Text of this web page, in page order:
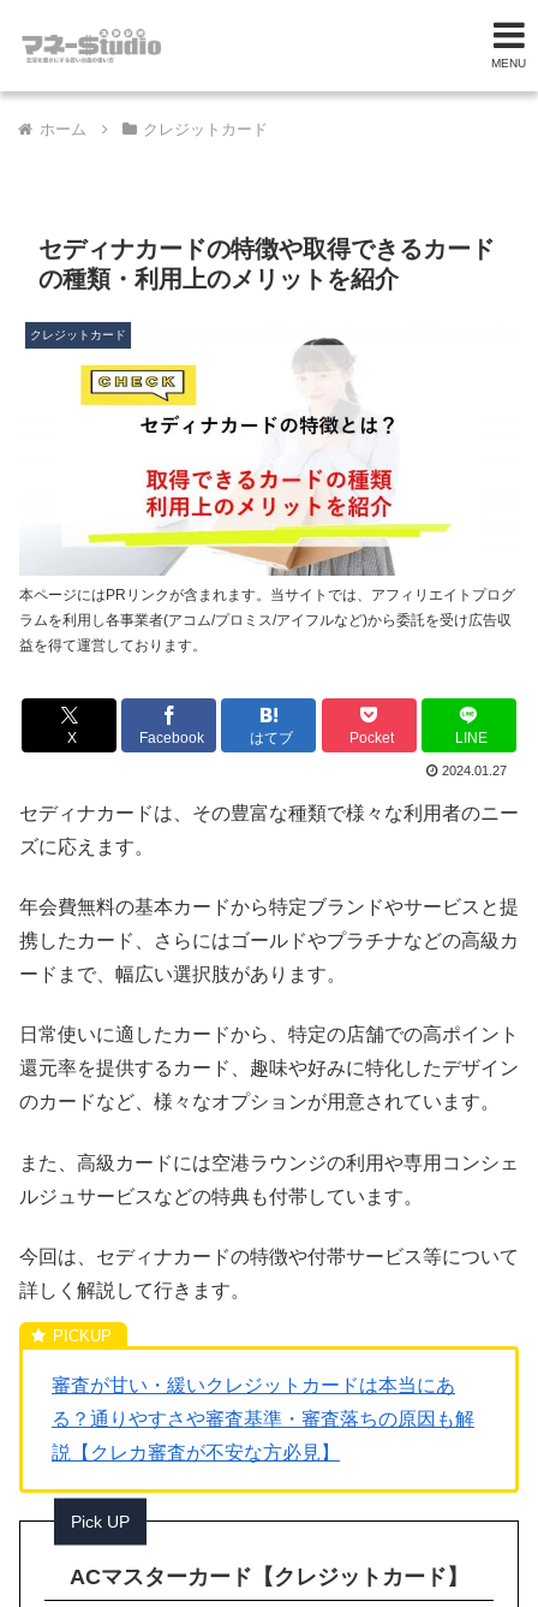
MENU
ホーム クレジットカード
セディナカードの特徴や取得できるカード
の種類・利用上のメリットを紹介
本ページにはPRリンクが含まれます。当サイトでは、アフィリエイトプログ
ラムを利用し各事業者(アコム/プロミス/アイフルなど)から委託を受け広告収
益を得て運営しております。
クレジットカード
X Facebook はてブ Pocket LINE
2024.01.27
セディナカードは、その豊富な種類で様々な利用者のニー
ズに応えます。
年会費無料の基本カードから特定ブランドやサービスと提
携したカード、さらにはゴールドやプラチナなどの高級カ
ードまで、幅広い選択肢があります。
日常使いに適したカードから、特定の店舗での高ポイント
還元率を提供するカード、趣味や好みに特化したデザイン
のカードなど、様々なオプションが用意されています。
また、高級カードには空港ラウンジの利用や専用コンシェ
ルジュサービスなどの特典も付帯しています。
今回は、セディナカードの特徴や付帯サービス等について
詳しく解説して行きます。
審査が甘い・緩いクレジットカードは本当にあ
る？通りやすさや審査基準・審査落ちの原因も解
説【クレカ審査が不安な方必見】
Pick UP
ACマスターカード【クレジットカード】